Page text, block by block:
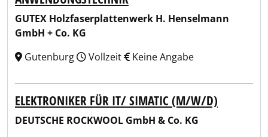
GUTEX Holzfaserplattenwerk H. Henselmann
GmbH + Co. KG
Gutenburg
Vollzeit Keine Angabe
ELEKTRONIKER FÜR IT/ SIMATIC (M/W/D)
DEUTSCHE ROCKWOOL GmbH & Co. KG